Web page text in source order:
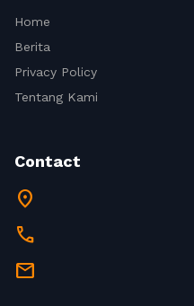
Home
Berita
Privacy Policy
Tentang Kami
Contact
location_on
call
mail